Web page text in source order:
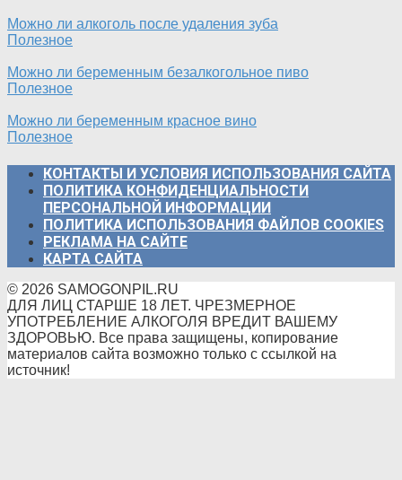
Можно ли алкоголь после удаления зуба
Полезное
Можно ли беременным безалкогольное пиво
Полезное
Можно ли беременным красное вино
Полезное
КОНТАКТЫ И УСЛОВИЯ ИСПОЛЬЗОВАНИЯ САЙТА
ПОЛИТИКА КОНФИДЕНЦИАЛЬНОСТИ
ПЕРСОНАЛЬНОЙ ИНФОРМАЦИИ
ПОЛИТИКА ИСПОЛЬЗОВАНИЯ ФАЙЛОВ COOKIES
РЕКЛАМА НА САЙТЕ
КАРТА САЙТА
© 2026 SAMOGONPIL.RU
ДЛЯ ЛИЦ СТАРШЕ 18 ЛЕТ. ЧРЕЗМЕРНОЕ
УПОТРЕБЛЕНИЕ АЛКОГОЛЯ ВРЕДИТ ВАШЕМУ
ЗДОРОВЬЮ. Все права защищены, копирование
материалов сайта возможно только с ссылкой на
источник!